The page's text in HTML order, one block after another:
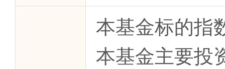
本基金标的指
本基金主要投